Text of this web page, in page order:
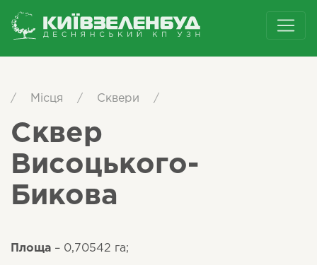
/ Місця / Сквери /
Сквер
Висоцького-
Бикова
Площа – 0,70542 га;